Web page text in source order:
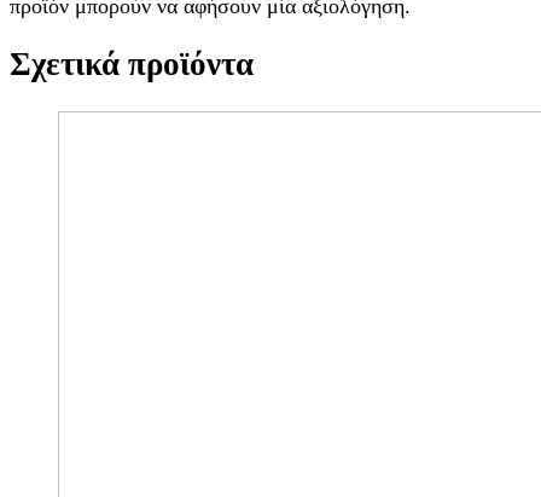
προϊόν μπορούν να αφήσουν μία αξιολόγηση.
Σχετικά προϊόντα